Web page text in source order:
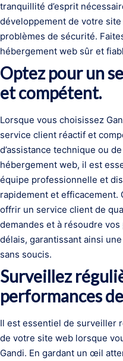
tranquillité d’esprit
développement de votre
problèmes de sécurité.
hébergement web sûr et
Optez pour un
et compétent.
Lorsque vous choisissez
service client réactif et
d’assistance technique ou
hébergement web, il est
équipe professionnelle et
rapidement et efficacement.
offrir un service client de
demandes et à résoudre
délais, garantissant ainsi
sans soucis.
Surveillez
performances
Il est essentiel de surveiller
de votre site web lorsque
Gandi. En gardant un œil